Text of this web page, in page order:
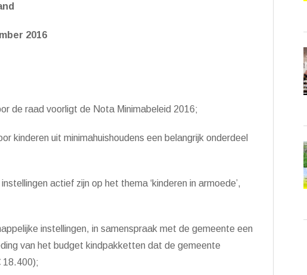
2016
de raad voorligt de Nota Minimabeleid 2016;
kinderen uit minimahuishoudens een belangrijk onderdeel
actief zijn op het thema ‘kinderen in armoede’,
instellingen, in samenspraak met de gemeente een
van het budget kindpakketten dat de gemeente
18.400);